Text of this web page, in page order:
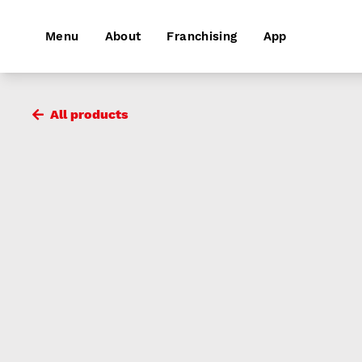
Menu About Franchising App
All products